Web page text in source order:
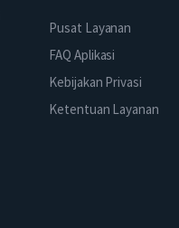
Pusat Layanan
FAQ Aplikasi
Kebijakan Privasi
Ketentuan Layanan